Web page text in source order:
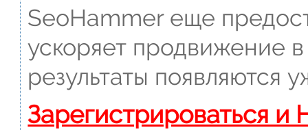
SeoHammer еще
ускоряет продвижение
результаты появляются
Зарегистрироваться и